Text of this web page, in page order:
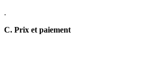
.
C. Prix et paiement